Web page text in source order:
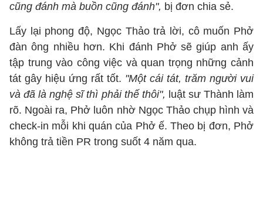
cũng đánh mà buồn cũng đánh", bị đơn chia sẻ.
Lấy lại phong độ, Ngọc Thảo trả lời, cô muốn Phở
đàn ông nhiều hơn. Khi đánh Phở sẽ giúp anh ấy
tập trung vào công việc và quan trọng những cảnh
tát gây hiệu ứng rất tốt. "Một cái tát, trăm người vui
và đã là nghệ sĩ thì phải thế thôi", luật sư Thành làm
rõ. Ngoài ra, Phở luôn nhờ Ngọc Thảo chụp hình và
check-in mỗi khi quán của Phở ế. Theo bị đơn, Phở
không trả tiền PR trong suốt 4 năm qua.